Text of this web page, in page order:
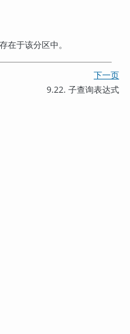
在于该分区中。
下一页
9.22. 子查询表达式